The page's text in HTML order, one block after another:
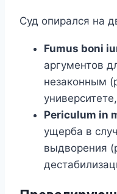
Суд опирался на
Fumus boni
аргументов
незаконным
Periculum in
ущерба в
выдворения